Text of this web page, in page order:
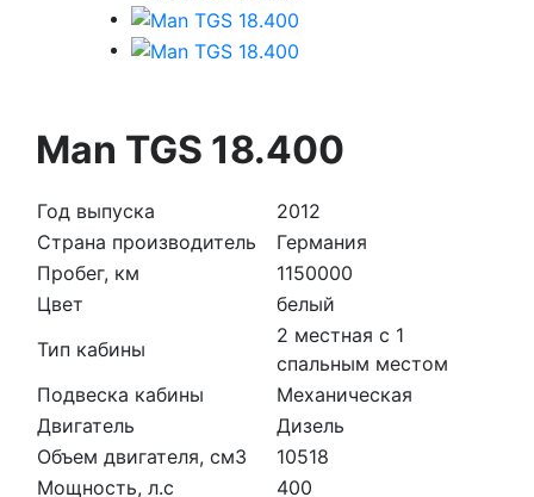
Man TGS 18.400
Год выпуска
2012
Страна производитель
Германия
Пробег, км
1150000
Цвет
белый
Тип кабины
2 местная с 1
спальным местом
Подвеска кабины
Механическая
Двигатель
Дизель
Объем двигателя, см3
10518
Мощность, л.с
400